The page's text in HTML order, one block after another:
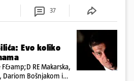
37
Evo koliko
RE Makarska,
Dariom Bošnjakom i